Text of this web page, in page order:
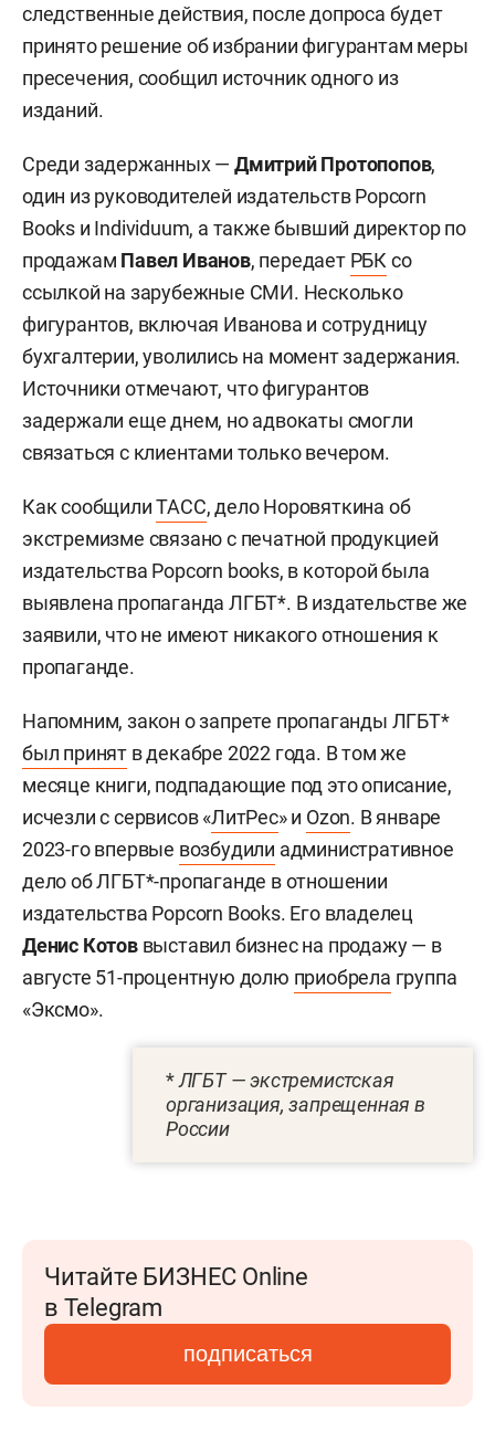
следственные действия, после допроса будет
принято решение об избрании фигурантам меры
пресечения, сообщил источник одного из
изданий.
Среди задержанных — Дмитрий Протопопов,
один из руководителей издательств Popcorn
Books и Individuum, а также бывший директор по
продажам Павел Иванов, передает РБК со
ссылкой на зарубежные СМИ. Несколько
фигурантов, включая Иванова и сотрудницу
бухгалтерии, уволились на момент задержания.
Источники отмечают, что фигурантов
задержали еще днем, но адвокаты смогли
связаться с клиентами только вечером.
Как сообщилиТАСС, дело Норовяткина об
экстремизме связано с печатной продукцией
издательства Popcorn books, в которой была
выявлена пропаганда ЛГБТ*. В издательстве же
заявили, что не имеют никакого отношения к
пропаганде.
Напомним, закон о запрете пропаганды ЛГБТ*
был принят в декабре 2022 года. В том же
месяце книги, подпадающие под это описание,
исчезли с сервисов «ЛитРес» и Ozon. В январе
2023-го впервые возбудили административное
дело об ЛГБТ*-пропаганде в отношении
издательства Popcorn Books. Его владелец
Денис Котоввыставил бизнес на продажу — в
августе 51-процентную долю приобрела группа
«Эксмо».
*ЛГБТ — экстремистская
организация, запрещенная в
России
Читайте БИЗНЕС Online
в Telegram
подписаться